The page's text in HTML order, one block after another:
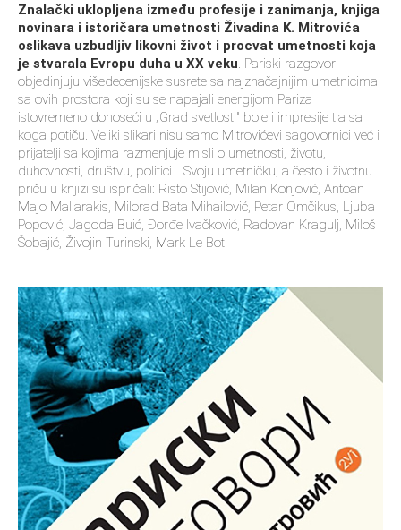
Znalački uklopljena između profesije i zanimanja, knjiga
novinara i istoričara umetnosti Živadina K. Mitrovića
oslikava uzbudljiv likovni život i procvat umetnosti koja
je stvarala Evropu duha u XX veku. Pariski razgovori
objedinjuju višedecenijske susrete sa najznačajnijim umetnicima
sa ovih prostora koji su se napajali energijom Pariza
istovremeno donoseći u „Grad svetlosti" boje i impresije tla sa
koga potiču. Veliki slikari nisu samo Mitrovićevi sagovornici već i
prijatelji sa kojima razmenjuje misli o umetnosti, životu,
duhovnosti, društvu, politici... Svoju umetničku, a često i životnu
priču u knjizi su ispričali: Risto Stijović, Milan Konjović, Antoan
Majo Maliarakis, Milorad Bata Mihailović, Petar Omčikus, Ljuba
Popović, Jagoda Buić, Đorđe Ivačković, Radovan Kragulj, Miloš
Šobajić, Živojin Turinski, Mark Le Bot.